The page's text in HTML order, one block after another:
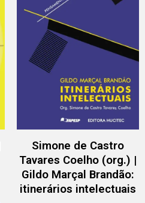
Simone de Castro
Tavares Coelho (org.) |
Gildo Marçal Brandão:
itinerários intelectuais